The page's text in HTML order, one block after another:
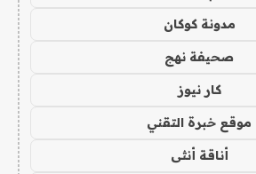
مدونة كوكان
صحيفة نهج
كار نيوز
موقع خبرة التقني
أناقة أنثى